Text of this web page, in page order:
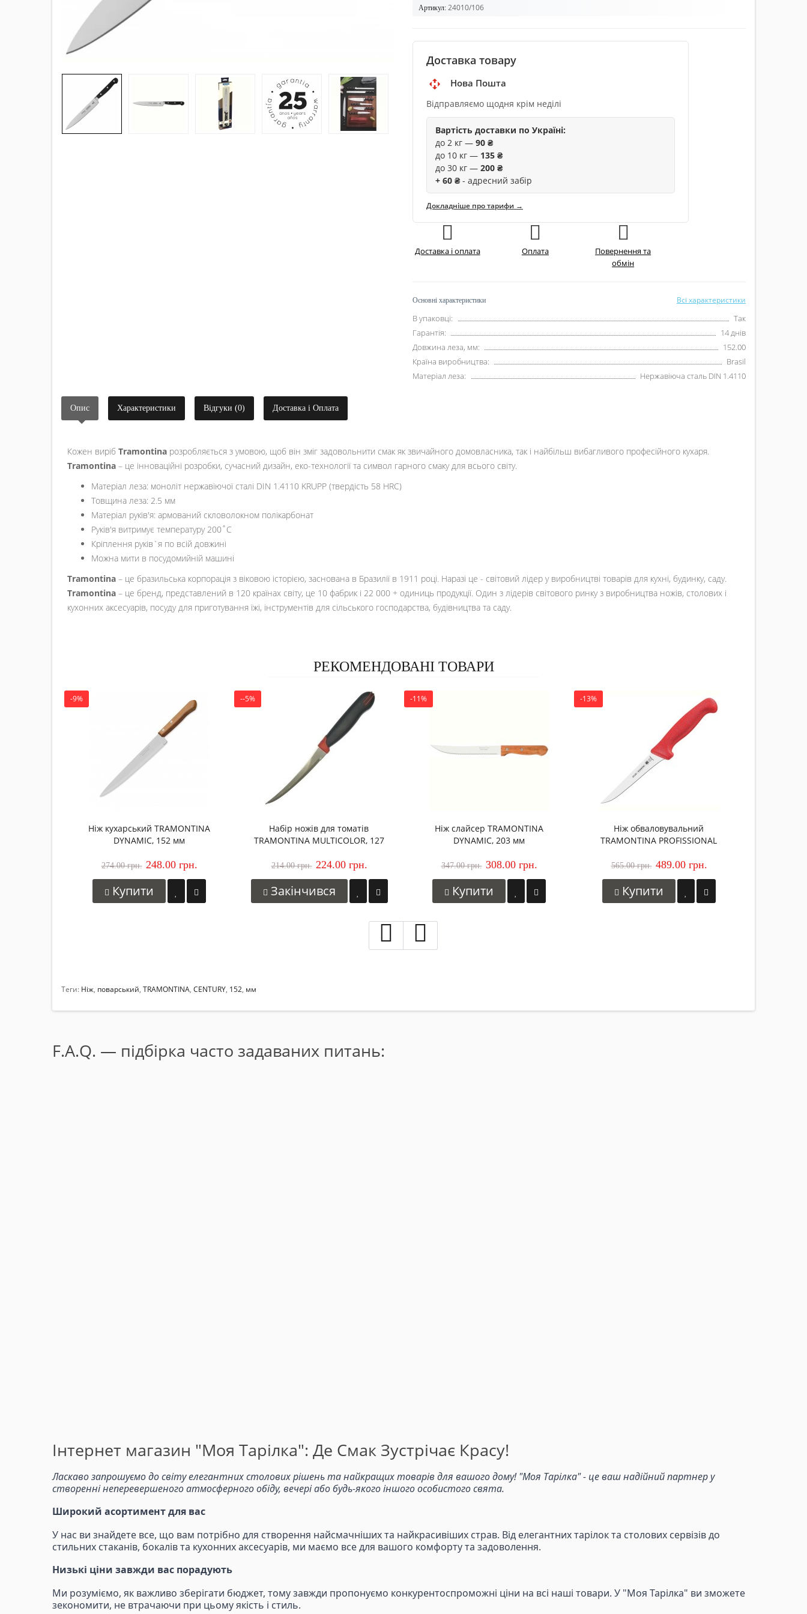
Артикул: 24010/106
Доставка товару
Нова Пошта
Відправляємо щодня крім неділі
Вартість доставки по Україні:
до 2 кг — 90 ₴
до 10 кг — 135 ₴
до 30 кг — 200 ₴
+ 60 ₴ - адресний забір
Докладніше про тарифи →
Доставка і оплата Оплата
Повернення та
обмін
Основні характеристики Всі характеристики
В упаковці:
Так
Гарантія:
14 днів
Довжина леза, мм:
152.00
Країна виробництва:
Brasil
Матеріал леза:
Нержавіюча сталь DIN 1.4110
Опис Характеристики Відгуки (0) Доставка і Оплата
Кожен виріб Tramontina розробляється з умовою, щоб він зміг задовольнити смак як звичайного домовласника, так і найбільш вибагливого професійного кухаря.
Tramontina – це інноваційні розробки, сучасний дизайн, еко-технології та символ гарного смаку для всього світу.
Матеріал леза: моноліт нержавіючої сталі DIN 1.4110 KRUPP (твердість 58 HRC)
Товщина леза: 2.5 мм
Матеріал руків'я: армований скловолокном полікарбонат
Руків'я витримує температуру 200˚С
Кріплення руків`я по всій довжині
Можна мити в посудомийній машині
Tramontina – це бразильська корпорація з віковою історією, заснована в Бразилії в 1911 році. Наразі це - світовий лідер у виробництві товарів для кухні, будинку, саду.
Tramontina – це бренд, представлений в 120 країнах світу, це 10 фабрик і 22 000 + одиниць продукції. Один з лідерів світового ринку з виробництва ножів, столових і
кухонних аксесуарів, посуду для приготування їжі, інструментів для сільського господарства, будівництва та саду.
РЕКОМЕНДОВАНІ ТОВАРИ
-9%
Ніж кухарський TRAMONTINA
DYNAMIC, 152 мм
274.00 грн. 248.00 грн.
Купити
--5%
Набір ножів для томатів
TRAMONTINA MULTICOLOR, 127
214.00 грн. 224.00 грн.
Закінчився
-11%
Ніж слайсер TRAMONTINA
DYNAMIC, 203 мм
347.00 грн. 308.00 грн.
Купити
-13%
Ніж обваловувальний
TRAMONTINA PROFISSIONAL
565.00 грн. 489.00 грн.
Купити
Теги: Ніж, поварський, TRAMONTINA, CENTURY, 152, мм
F.A.Q. — підбірка часто задаваних питань:
Інтернет магазин "Моя Тарілка": Де Смак Зустрічає Красу!
Ласкаво запрошуємо до світу елегантних столових рішень та найкращих товарів для вашого дому! "Моя Тарілка" - це ваш надійний партнер у
створенні неперевершеного атмосферного обіду, вечері або будь-якого іншого особистого свята.
Широкий асортимент для вас
У нас ви знайдете все, що вам потрібно для створення найсмачніших та найкрасивіших страв. Від елегантних тарілок та столових сервізів до
стильних стаканів, бокалів та кухонних аксесуарів, ми маємо все для вашого комфорту та задоволення.
Низькі ціни завжди вас порадують
Ми розуміємо, як важливо зберігати бюджет, тому завжди пропонуємо конкурентоспроможні ціни на всі наші товари. У "Моя Тарілка" ви зможете
зекономити, не втрачаючи при цьому якість і стиль.